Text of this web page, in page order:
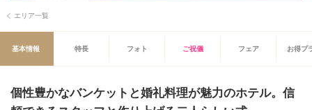
エリア一覧
基本情報 特長 フォト ご祝儀 フェア お得プ
個性豊かなバンケットと婚礼料理が魅力のホテル。信